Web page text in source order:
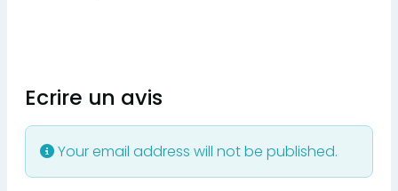
Ecrire un avis
Your email address will not be published.